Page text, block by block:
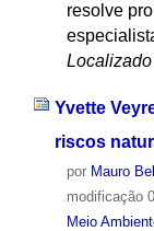
resolve
Yvette
riscos
por Mauro
modificação
Meio